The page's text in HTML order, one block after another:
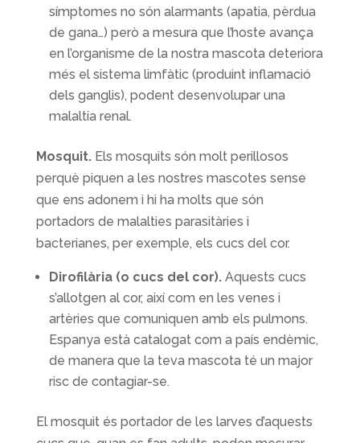
símptomes no són alarmants (apatia, pèrdua
de gana…) però a mesura que l’hoste avança
en l’organisme de la nostra mascota deteriora
més el sistema limfàtic (produint inflamació
dels ganglis), podent desenvolupar una
malaltia renal.
Mosquit.Els mosquits són molt perillosos
perquè piquen a les nostres mascotes sense
que ens adonem i hi ha molts que són
portadors de malalties parasitàries i
bacterianes, per exemple, els cucs del cor.
Dirofilària (o cucs del cor).Aquests cucs
s’allotgen al cor, així com en les venes i
artèries que comuniquen amb els pulmons.
Espanya està catalogat com a país endèmic,
de manera que la teva mascota té un major
risc de contagiar-se.
El mosquit és portador de les larves d’aquests